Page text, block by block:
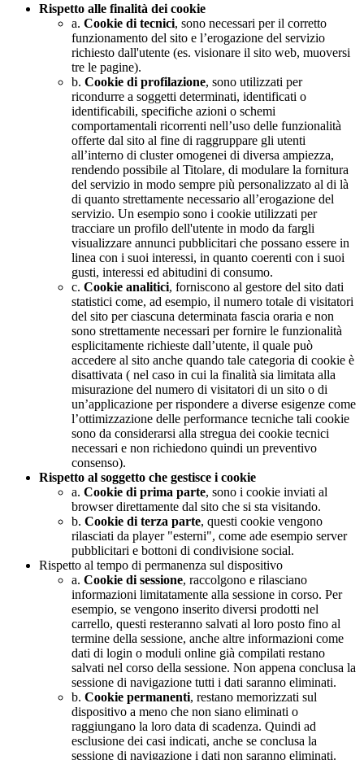
Rispetto alle finalità dei cookie
a. Cookie di tecnici, sono necessari per il corretto
funzionamento del sito e l’erogazione del servizio
richiesto dall'utente (es. visionare il sito web, muoversi
tre le pagine).
b. Cookie di profilazione, sono utilizzati per
ricondurre a soggetti determinati, identificati o
identificabili, specifiche azioni o schemi
comportamentali ricorrenti nell’uso delle funzionalità
offerte dal sito al fine di raggruppare gli utenti
all’interno di cluster omogenei di diversa ampiezza,
rendendo possibile al Titolare, di modulare la fornitura
del servizio in modo sempre più personalizzato al di là
di quanto strettamente necessario all’erogazione del
servizio. Un esempio sono i cookie utilizzati per
tracciare un profilo dell'utente in modo da fargli
visualizzare annunci pubblicitari che possano essere in
linea con i suoi interessi, in quanto coerenti con i suoi
gusti, interessi ed abitudini di consumo.
c. Cookie analitici, forniscono al gestore del sito dati
statistici come, ad esempio, il numero totale di visitatori
del sito per ciascuna determinata fascia oraria e non
sono strettamente necessari per fornire le funzionalità
esplicitamente richieste dall’utente, il quale può
accedere al sito anche quando tale categoria di cookie è
disattivata ( nel caso in cui la finalità sia limitata alla
misurazione del numero di visitatori di un sito o di
un’applicazione per rispondere a diverse esigenze come
l’ottimizzazione delle performance tecniche tali cookie
sono da considerarsi alla stregua dei cookie tecnici
necessari e non richiedono quindi un preventivo
consenso).
Rispetto al soggetto che gestisce i cookie
a. Cookie di prima parte, sono i cookie inviati al
browser direttamente dal sito che si sta visitando.
b. Cookie di terza parte, questi cookie vengono
rilasciati da player "esterni", come ade esempio server
pubblicitari e bottoni di condivisione social.
Rispetto al tempo di permanenza sul dispositivo
a. Cookie di sessione, raccolgono e rilasciano
informazioni limitatamente alla sessione in corso. Per
esempio, se vengono inserito diversi prodotti nel
carrello, questi resteranno salvati al loro posto fino al
termine della sessione, anche altre informazioni come
dati di login o moduli online già compilati restano
salvati nel corso della sessione. Non appena conclusa la
sessione di navigazione tutti i dati saranno eliminati.
b. Cookie permanenti, restano memorizzati sul
dispositivo a meno che non siano eliminati o
raggiungano la loro data di scadenza. Quindi ad
esclusione dei casi indicati, anche se conclusa la
sessione di navigazione i dati non saranno eliminati.